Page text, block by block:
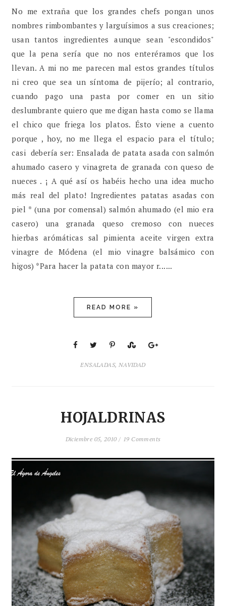
No me extraña que los grandes chefs pongan unos
nombres rimbombantes y larguísimos a sus creaciones;
usan tantos ingredientes aunque sean "escondidos"
que la pena sería que no nos enteréramos que los
llevan. A mi no me parecen mal estos grandes títulos
ni creo que sea un síntoma de pijerío; al contrario,
cuando pago una pasta por comer en un sitio
deslumbrante quiero que me digan hasta como se llama
el chico que friega los platos. Ésto viene a cuento
porque , hoy, no me llega el espacio para el título;
casi debería ser: Ensalada de patata asada con salmón
ahumado casero y vinagreta de granada con queso de
nueces . ¡ A qué así os habéis hecho una idea mucho
más real del plato! Ingredientes patatas asadas con
piel * (una por comensal) salmón ahumado (el mio era
casero) una granada queso cremoso con nueces
hierbas arómáticas sal pimienta aceite virgen extra
vinagre de Módena (el mio vinagre balsámico con
higos) *Para hacer la patata con mayor r......
READ MORE »
ENSALADAS, NAVIDAD
HOJALDRINAS
Diciembre 05, 2010 / 19 Comments